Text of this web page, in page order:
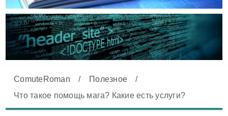
ComuteRoman / Полезное
/
Что такое помощь мага? Какие есть услуги?